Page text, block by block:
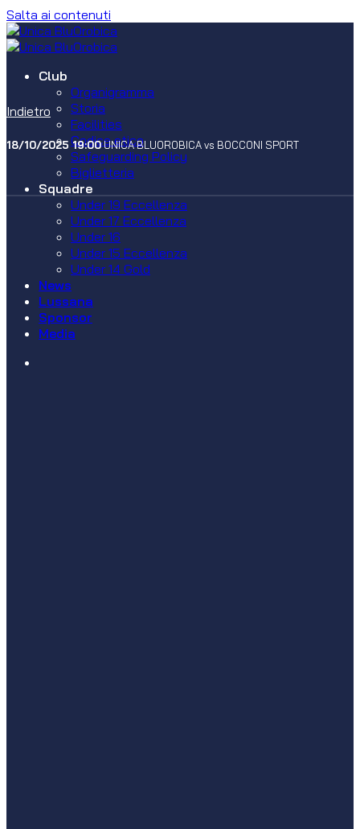
Salta ai contenuti
Club
Organigramma
Storia
Facilities
Codice etico
Safeguarding Policy
Biglietteria
Squadre
Under 19 Eccellenza
Under 17 Eccellenza
Under 16
Under 15 Eccellenza
Under 14 Gold
News
Lussana
Sponsor
Media
Indietro
18/10/2025 19:00UNICA BLUOROBICA vs BOCCONI SPORT